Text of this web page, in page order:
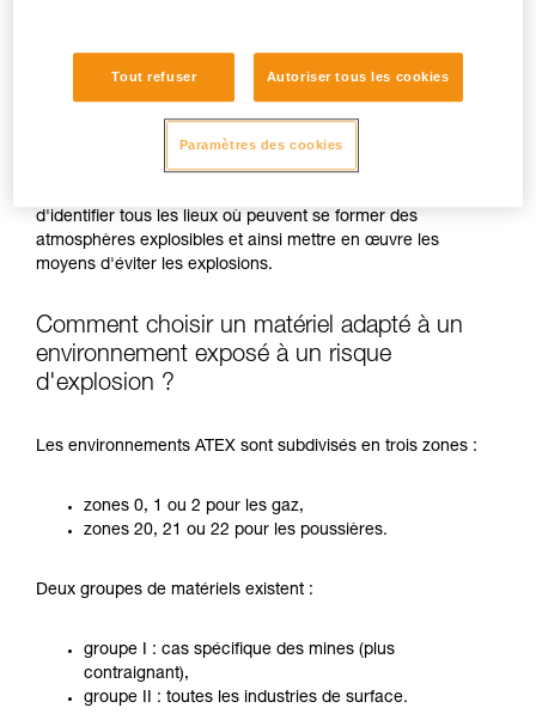
La réglementation ATEX est une directive européenne qui
demande à tous les responsables d'établissements de
maîtriser les risques relatifs à l'explosion de certaines
atmosphères. Pour cela, une évaluation du risque
d'identifier tous les lieux où peuvent se former des
atmosphères explosibles et ainsi mettre en œuvre les
moyens d'éviter les explosions.
Comment choisir un matériel adapté à un
environnement exposé à un risque
d'explosion ?
Les environnements ATEX sont subdivisés en trois zones :
zones 0, 1 ou 2 pour les gaz,
zones 20, 21 ou 22 pour les poussières.
Deux groupes de matériels existent :
groupe I : cas spécifique des mines (plus
contraignant),
groupe II : toutes les industries de surface.
Tout refuser Autoriser tous les cookies
Paramètres des cookies